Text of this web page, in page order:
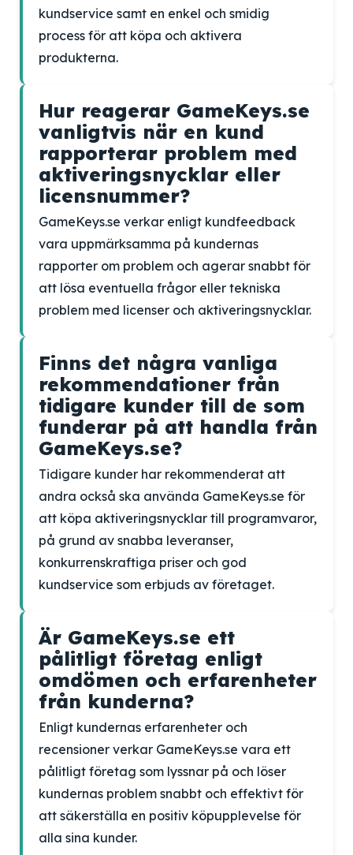
kundservice samt en enkel och smidig
process för att köpa och aktivera
produkterna.
Hur reagerar GameKeys.se
vanligtvis när en kund
rapporterar problem med
aktiveringsnycklar eller
licensnummer?
GameKeys.se verkar enligt kundfeedback
vara uppmärksamma på kundernas
rapporter om problem och agerar snabbt för
att lösa eventuella frågor eller tekniska
problem med licenser och aktiveringsnycklar.
Finns det några vanliga
rekommendationer från
tidigare kunder till de som
funderar på att handla från
GameKeys.se?
Tidigare kunder har rekommenderat att
andra också ska använda GameKeys.se för
att köpa aktiveringsnycklar till programvaror,
på grund av snabba leveranser,
konkurrenskraftiga priser och god
kundservice som erbjuds av företaget.
Är GameKeys.se ett
pålitligt företag enligt
omdömen och erfarenheter
från kunderna?
Enligt kundernas erfarenheter och
recensioner verkar GameKeys.se vara ett
pålitligt företag som lyssnar på och löser
kundernas problem snabbt och effektivt för
att säkerställa en positiv köpupplevelse för
alla sina kunder.